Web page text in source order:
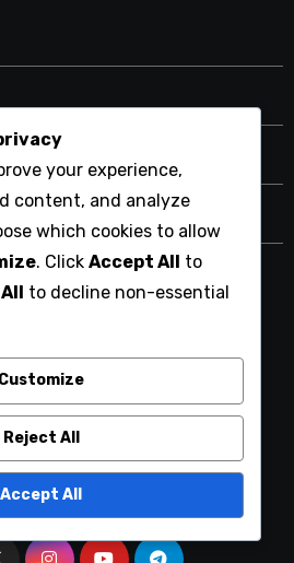
your experience,
content, and analyze
which cookies to allow
. Click Accept All to
to decline non-essential
Customize
Reject All
Accept All